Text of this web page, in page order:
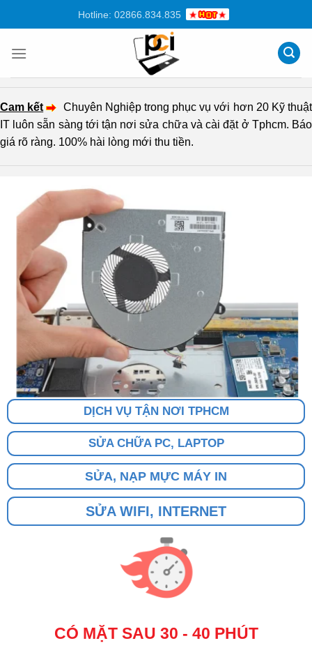
dung
Hotline: 02866.834.835
Cam kết
Chuyên Nghiệp trong phục vụ với hơn 20 Kỹ thuật
IT luôn sẵn sàng tới tận nơi sửa chữa và cài đặt ở Tphcm. Báo
giá rõ ràng. 100% hài lòng mới thu tiền.
DỊCH VỤ TẬN NƠI TPHCM
SỬA CHỮA PC, LAPTOP
SỬA, NẠP MỰC MÁY IN
SỬA WIFI, INTERNET
CÓ MẶT SAU 30 - 40 PHÚT